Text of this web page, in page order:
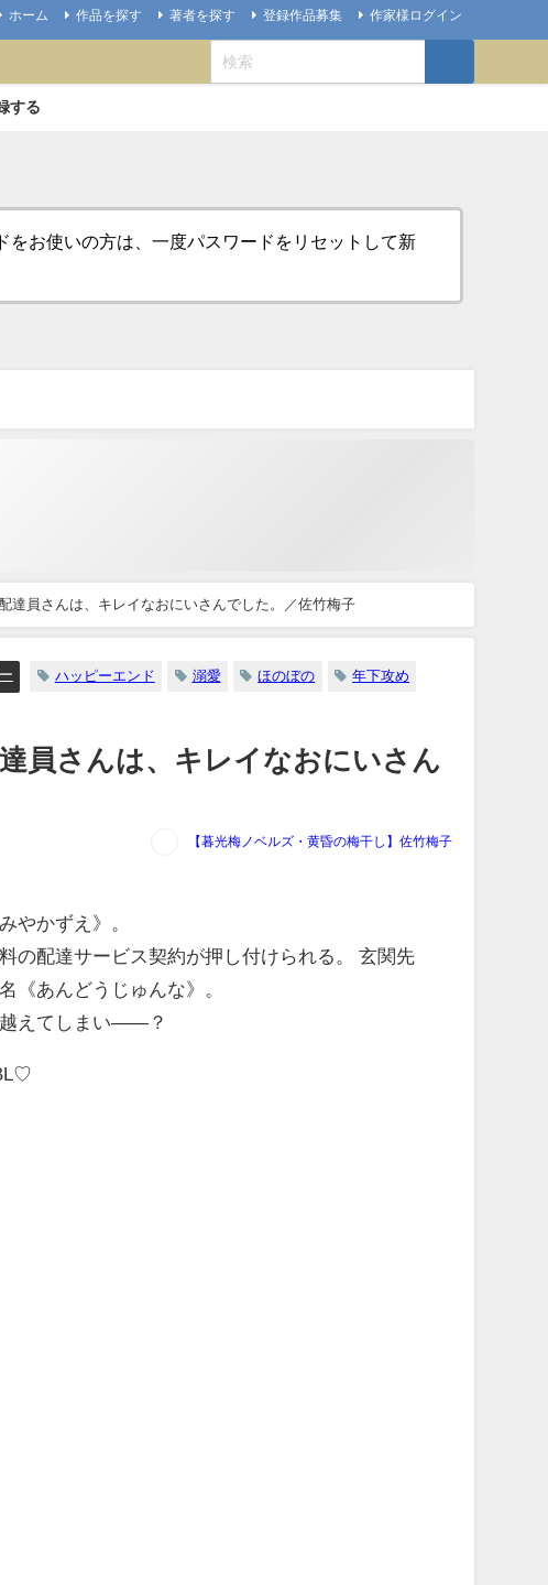
ホーム 作品を探す 著者を探す 登録作品募集 作家様ログイン
する
お使いの方は、一度パスワードをリセットして新
達員さんは、キレイなおにいさんでした。／佐竹梅子
ハッピーエンド 溺愛 ほのぼの 年下攻め
員さんは、キレイなおにいさん
【暮光梅ノベルズ・黄昏の梅干し】佐竹梅子
やかずえ》。
の配達サービス契約が押し付けられる。 玄関先
《あんどうじゅんな》。
越えてしまい――？